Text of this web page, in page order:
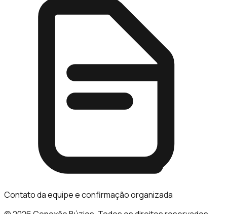
Contato da equipe e confirmação organizada